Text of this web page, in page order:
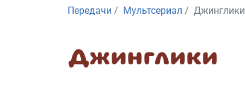
Передачи Мультсериал Джинглики
Джинглики